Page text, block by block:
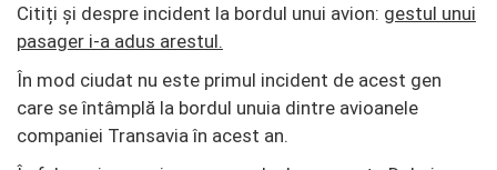
Citiți și despre incident la bordul unui avion: gestul unui
pasager i-a adus arestul.
În mod ciudat nu este primul incident de acest gen
care se întâmplă la bordul unuia dintre avioanele
companiei Transavia în acest an.